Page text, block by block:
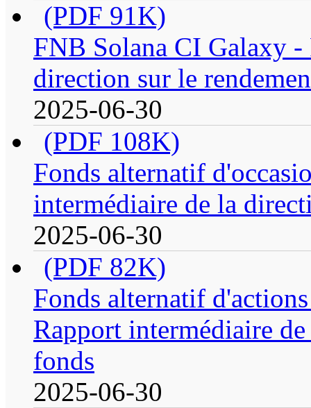
(PDF 91K)
FNB Solana CI Galaxy
direction sur le
2025-06-30
(PDF 108K)
Fonds alternatif
intermédiaire de la
2025-06-30
(PDF 82K)
Fonds alternatif
Rapport intermédiaire
fonds
2025-06-30